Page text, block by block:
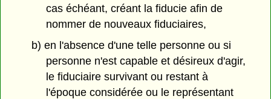
cas échéant, créant la fiducie afin de
nommer de nouveaux fiduciaires,
b) en l'absence d'une telle personne ou si
personne n'est capable et désireux d'agir,
le fiduciaire survivant ou restant à
l'époque considérée ou le représentant